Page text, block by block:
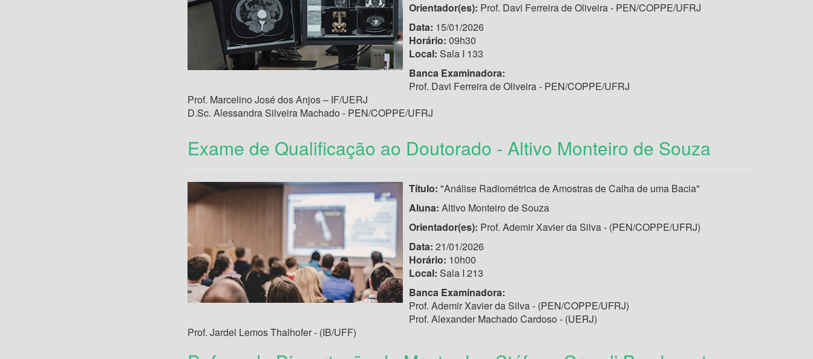
Orientador(es): Prof. Davi Ferreira de Oliveira - PEN/COPPE/UFRJ
Data: 15/01/2026
Horário: 09h30
Local: Sala I 133
Banca Examinadora:
Prof. Davi Ferreira de Oliveira - PEN/COPPE/UFRJ
Prof. Marcelino José dos Anjos – IF/UERJ
D.Sc. Alessandra Silveira Machado - PEN/COPPE/UFRJ
Exame de Qualificação ao Doutorado - Altivo Monteiro de Souza
Título: "Análise Radiométrica de Amostras de Calha de uma Bacia"
Aluna: Altivo Monteiro de Souza
Orientador(es): Prof. Ademir Xavier da Silva - (PEN/COPPE/UFRJ)
Data: 21/01/2026
Horário: 10h00
Local: Sala I 213
Banca Examinadora:
Prof. Ademir Xavier da Silva - (PEN/COPPE/UFRJ)
Prof. Alexander Machado Cardoso - (UERJ)
Prof. Jardel Lemos Thalhofer - (IB/UFF)